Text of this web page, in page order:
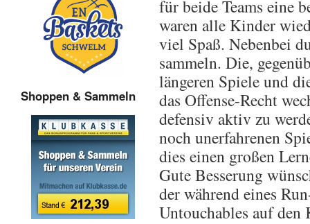
für beide Teams eine
waren alle Kinder
viel Spaß. Nebenbei
sammeln. Die,
längeren Spiele und
das Offense-Recht
defensiv aktiv zu
noch unerfahrenen
dies einen großen
Gute Besserung
der während eines
Untouchables auf
Shoppen & Sammeln